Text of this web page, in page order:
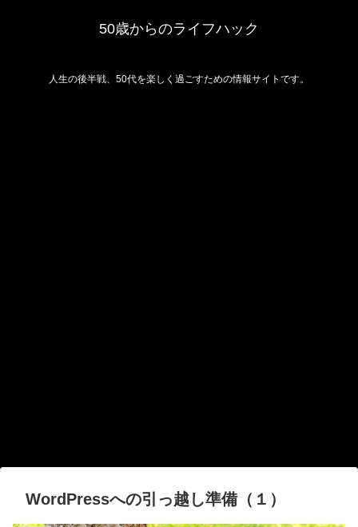
50歳からのライフハック
人生の後半戦、50代を楽しく過ごすための情報サイトです。
WordPressへの引っ越し準備（１）